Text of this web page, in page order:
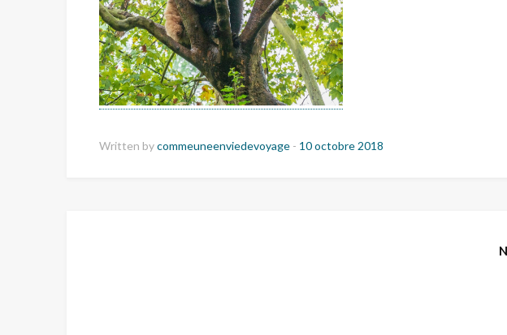
Written bycommeuneenviedevoyage - 10 octobre 2018